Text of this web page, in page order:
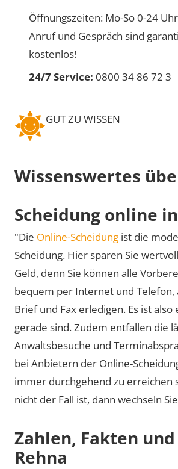
Öffnungszeiten: Mo-So 0-24 Uhr
Anruf und Gespräch sind
kostenlos!
24/7 Service: 0800 34 86 72 3
GUT ZU WISSEN
Wissenswertes
Scheidung online
"Die Online-Scheidung ist die
Scheidung. Hier sparen Sie
Geld, denn Sie können alle
bequem per Internet und Telefon,
Brief und Fax erledigen. Es ist also
gerade sind. Zudem entfallen die
Anwaltsbesuche und
bei Anbietern der Online-
immer durchgehend zu erreichen
nicht der Fall ist, dann wechseln
Zahlen, Fakten
Rehna